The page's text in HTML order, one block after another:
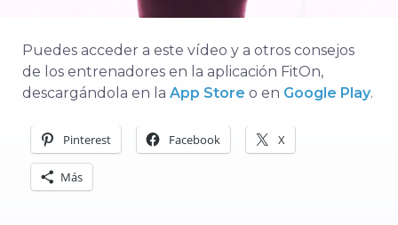
Puedes acceder a este vídeo y a otros consejos
de los entrenadores en la aplicación FitOn,
descargándola en la App Store o en Google Play.
Pinterest Facebook X
Más